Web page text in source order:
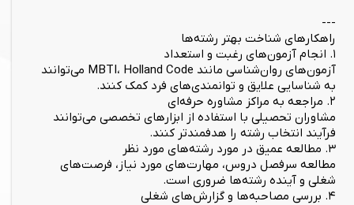
---
راهکارهای شناخت بهتر رشته‌ها
۱. انجام آزمون‌های رغبت و استعداد
آزمون‌های روان‌شناسی مانند MBTI، Holland Code می‌توانند
به شناسایی علایق و توانمندی‌های فرد کمک کنند.
۲. مراجعه به مراکز مشاوره حرفه‌ای
مشاوران تحصیلی با استفاده از ابزارهای تخصصی می‌توانند
فرآیند انتخاب رشته را هدفمندتر کنند.
۳. مطالعه عمیق در مورد رشته‌های مورد نظر
مطالعه سرفصل دروس، مهارت‌های مورد نیاز، فرصت‌های
شغلی و آینده رشته‌ها ضروری است.
۴. بررسی مصاحبه‌ها و گزارش‌های شغلی